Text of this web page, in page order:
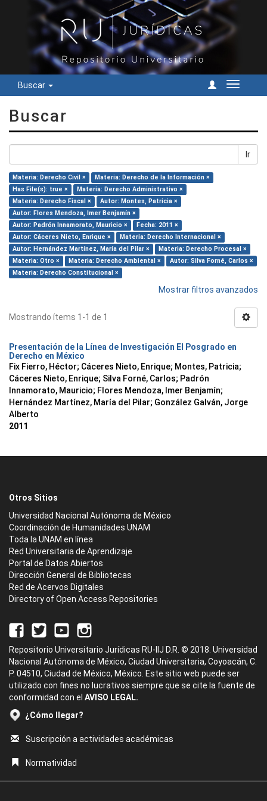
Buscar
Cambiar
Buscar
Ir
Materia: Derecho Civil ×
Materia: Derecho de la Información ×
Has File(s): true ×
Materia: Derecho Administrativo ×
Materia: Derecho Fiscal ×
Autor: Montes, Patricia ×
Autor: Flores Mendoza, Imer Benjamín ×
Autor: Padrón Innamorato, Mauricio ×
Fecha: 2011 ×
Autor: Cáceres Nieto, Enrique ×
Materia: Derecho Internacional ×
Autor: Hernández Martínez, María del Pilar ×
Materia: Derecho Procesal ×
Materia: Otro ×
Materia: Derecho Ambiental ×
Autor: Silva Forné, Carlos ×
Materia: Derecho Constitucional ×
Mostrar filtros avanzados
Mostrando ítems 1-1 de 1
Presentación de la Línea de Investigación El Posgrado en
Derecho en México
Fix Fierro, Héctor; Cáceres Nieto, Enrique; Montes, Patricia;
Cáceres Nieto, Enrique; Silva Forné, Carlos; Padrón
Innamorato, Mauricio; Flores Mendoza, Imer Benjamín;
Hernández Martínez, María del Pilar; González Galván, Jorge
Alberto
2011
Otros Sitios
Universidad Nacional Autónoma de México
Coordinación de Humanidades UNAM
Toda la UNAM en línea
Red Universitaria de Aprendizaje
Portal de Datos Abiertos
Dirección General de Bibliotecas
Red de Acervos Digitales
Directory of Open Access Repositories
Repositorio Universitario Jurídicas RU-IIJ D.R. © 2018. Universidad
Nacional Autónoma de México, Ciudad Universitaria, Coyoacán, C.
P. 04510, Ciudad de México, México. Este sitio web puede ser
utilizado con fines no lucrativos siempre que se cite la fuente de
conformidad con el AVISO LEGAL.
¿Cómo llegar?
Suscripción a actividades académicas
Normatividad